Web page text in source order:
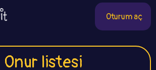
Oturum aç
Onur listesi